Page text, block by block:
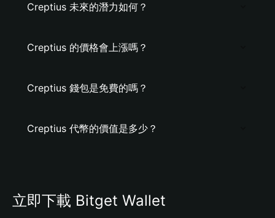
Creptius 未來的潛力如何？
Creptius 的價格會上漲嗎？
Creptius 錢包是免費的嗎？
Creptius 代幣的價值是多少？
立即下載 Bitget Wallet